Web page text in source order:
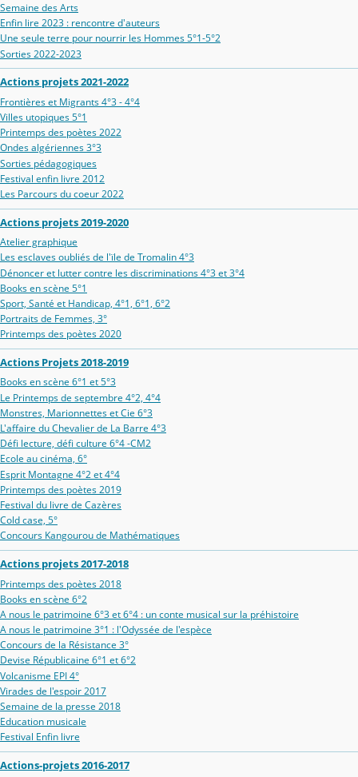
Semaine des Arts
Enfin lire 2023 : rencontre d'auteurs
Une seule terre pour nourrir les Hommes 5°1-5°2
Sorties 2022-2023
Actions projets 2021-2022
Frontières et Migrants 4°3 - 4°4
Villes utopiques 5°1
Printemps des poètes 2022
Ondes algériennes 3°3
Sorties pédagogiques
Festival enfin livre 2012
Les Parcours du coeur 2022
Actions projets 2019-2020
Atelier graphique
Les esclaves oubliés de l'ïle de Tromalin 4°3
Dénoncer et lutter contre les discriminations 4°3 et 3°4
Books en scène 5°1
Sport, Santé et Handicap, 4°1, 6°1, 6°2
Portraits de Femmes, 3°
Printemps des poètes 2020
Actions Projets 2018-2019
Books en scène 6°1 et 5°3
Le Printemps de septembre 4°2, 4°4
Monstres, Marionnettes et Cie 6°3
L'affaire du Chevalier de La Barre 4°3
Défi lecture, défi culture 6°4 -CM2
Ecole au cinéma, 6°
Esprit Montagne 4°2 et 4°4
Printemps des poètes 2019
Festival du livre de Cazères
Cold case, 5°
Concours Kangourou de Mathématiques
Actions projets 2017-2018
Printemps des poètes 2018
Books en scène 6°2
A nous le patrimoine 6°3 et 6°4 : un conte musical sur la préhistoire
A nous le patrimoine 3°1 : l'Odyssée de l'espèce
Concours de la Résistance 3°
Devise Républicaine 6°1 et 6°2
Volcanisme EPI 4°
Virades de l'espoir 2017
Semaine de la presse 2018
Education musicale
Festival Enfin livre
Actions-projets 2016-2017